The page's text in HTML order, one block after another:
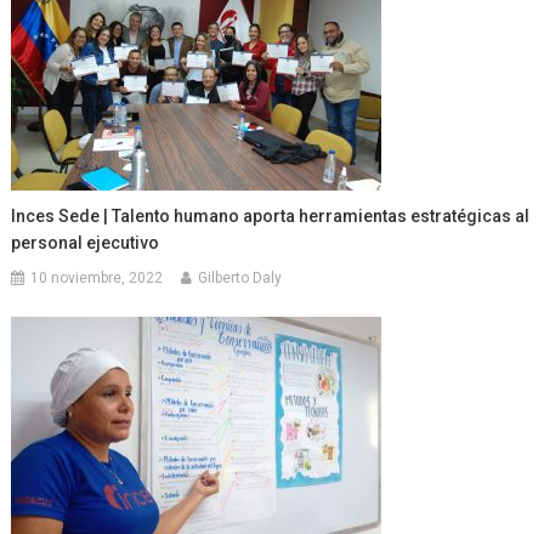
Inces Sede | Talento humano aporta herramientas estratégicas al
personal ejecutivo
10 noviembre, 2022 Gilberto Daly